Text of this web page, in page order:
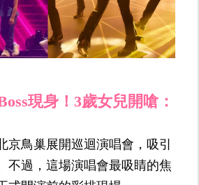
現身！3歲女兒開嗆：
京鳥巢展開巡迴演唱會，吸引
不過，這場演唱會最吸睛的焦